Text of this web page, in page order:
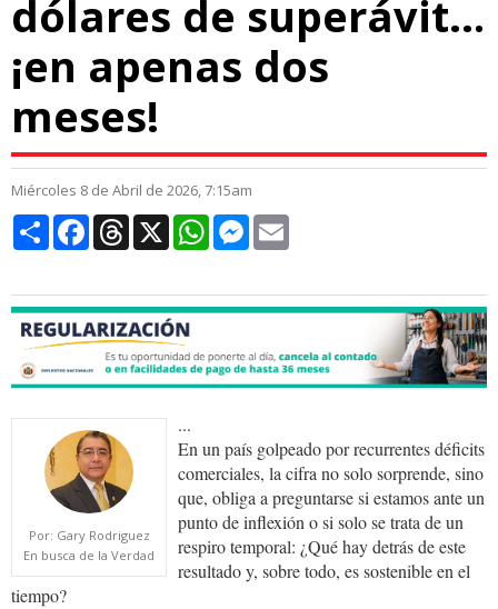
dólares de superávit…
¡en apenas dos
meses!
Miércoles 8 de Abril de 2026, 7:15am
CompartirFacebookThreads
X WhatsAppMessenger
Por: Gary Rodriguez
En busca de la Verdad
...
En un país golpeado por recurrentes déficits
comerciales, la cifra no solo sorprende, sino
que, obliga a preguntarse si estamos ante un
punto de inflexión o si solo se trata de un
respiro temporal: ¿Qué hay detrás de este
resultado y, sobre todo, es sostenible en el
tiempo?